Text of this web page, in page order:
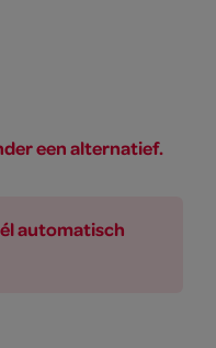
een alternatief.
automatisch